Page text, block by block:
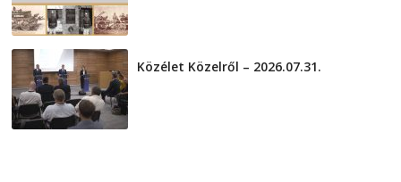
Közélet Közelről – 2026.07.31.